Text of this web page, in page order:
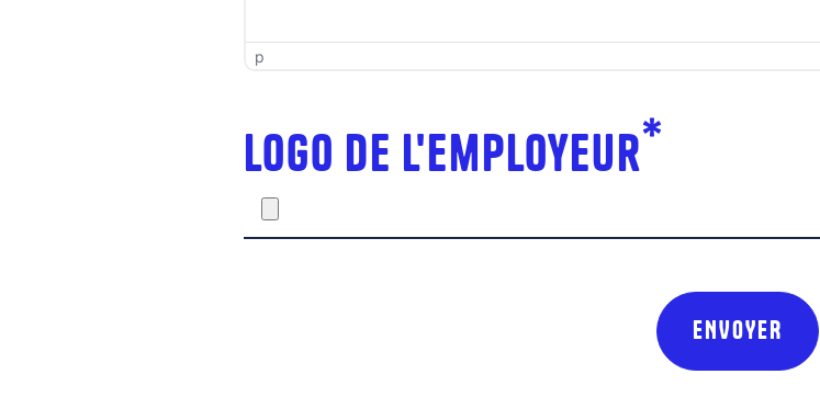
p
Logo de l'employeur*
ENVOYER